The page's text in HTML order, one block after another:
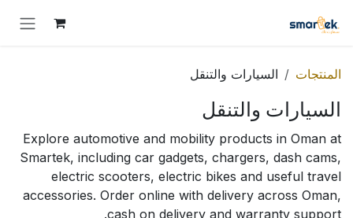
المنتجات السيارات والتنقل
السيارات والتنقل
Explore automotive and mobility products in Oman at
Smartek, including car gadgets, chargers, dash cams,
electric scooters, electric bikes and useful travel
accessories. Order online with delivery across Oman,
cash on delivery and warranty support.